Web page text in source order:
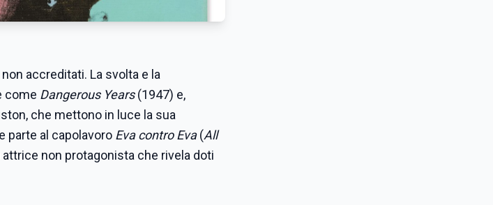
accreditati. La svolta e la
come Dangerous Years(1947) e,
che mettono in luce la sua
parte al capolavoro Eva contro Eva(All
non protagonista che rivela doti